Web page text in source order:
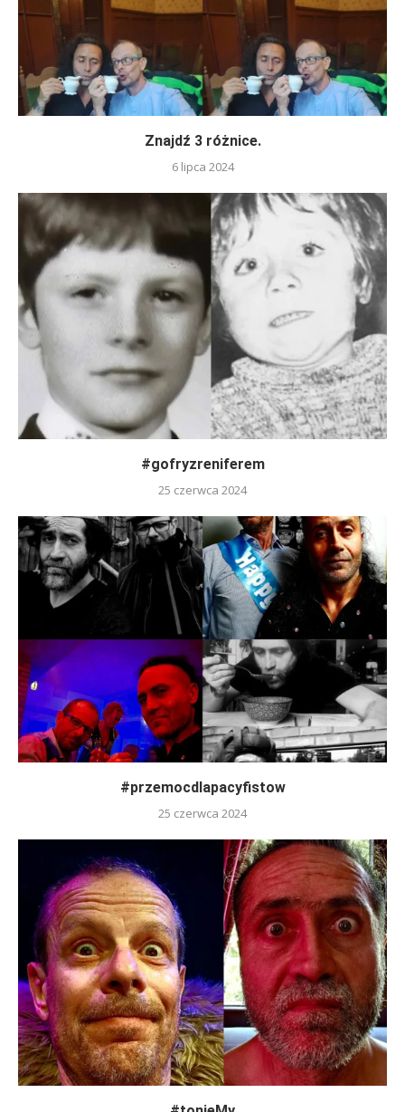
Znajdź 3 różnice.
6 lipca 2024
#gofryzreniferem
25 czerwca 2024
#przemocdlapacyfistow
25 czerwca 2024